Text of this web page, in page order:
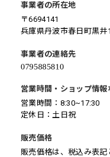
事業者の所在地
〒6694141
兵庫県丹波市春日町黒井
事業者の連絡先
営業時間・ショップ情報
営業時間：8:30~17:30
定休日：土日祝
販売価格
販売価格は、税込み表記